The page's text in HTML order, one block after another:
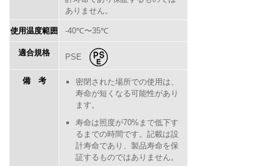
ありません。
使用温度範囲 -40℃〜35℃
適合規格
PSE
備考
密閉された場所での使用は、
寿命が短くなる可能性があり
ます。
寿命は照度が70%まで低下す
るまでの時間です。記載は設
計寿命であり、製品寿命を保
証するものではありません。